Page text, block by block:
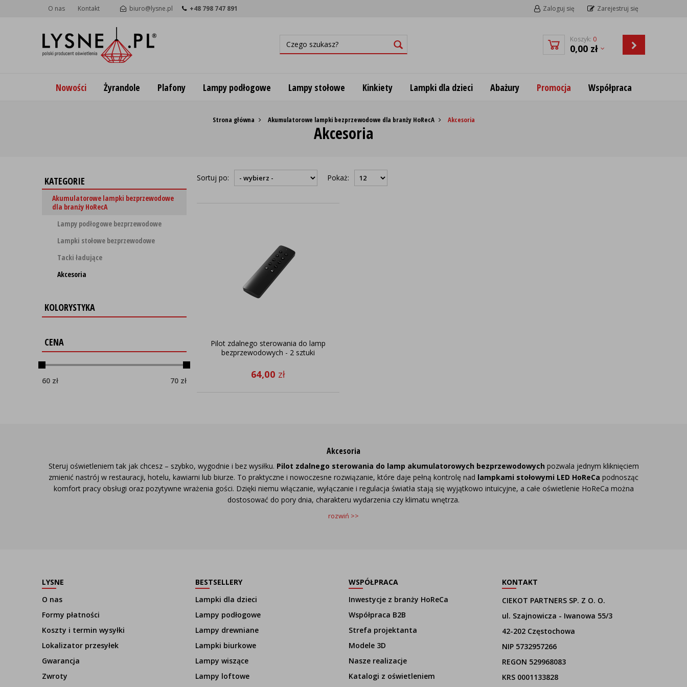
O nas Kontakt biuro@lysne.pl +48 798 747 891 Zaloguj się Zarejestruj się
Koszyk: 0
0,00 zł
Nowości Żyrandole Plafony Lampy podłogowe Lampy stołowe Kinkiety Lampki dla dzieci Abażury Promocja Współpraca
Strona główna Akumulatorowe lampki bezprzewodowe dla branży HoRecA Akcesoria
Akcesoria
KATEGORIE
Akumulatorowe lampki bezprzewodowe
dla branży HoRecA
Lampy podłogowe bezprzewodowe
Lampki stołowe bezprzewodowe
Tacki ładujące
Akcesoria
KOLORYSTYKA
CENA
60 zł 70 zł
Sortuj po: Pokaż:
Pilot zdalnego sterowania do lamp
bezprzewodowych - 2 sztuki
64,00 zł
Akcesoria
Steruj oświetleniem tak jak chcesz – szybko, wygodnie i bez wysiłku. Pilot zdalnego sterowania do lamp akumulatorowych bezprzewodowych pozwala jednym kliknięciem
zmienić nastrój w restauracji, hotelu, kawiarni lub biurze. To praktyczne i nowoczesne rozwiązanie, które daje pełną kontrolę nad lampkami stołowymi LED HoReCa podnosząc
komfort pracy obsługi oraz pozytywne wrażenia gości. Dzięki niemu włączanie, wyłączanie i regulacja światła stają się wyjątkowo intuicyjne, a całe oświetlenie HoReCa można
dostosować do pory dnia, charakteru wydarzenia czy klimatu wnętrza.
rozwiń >>
LYSNE
O nas
Formy płatności
Koszty i termin wysyłki
Lokalizator przesyłek
Gwarancja
Zwroty
BESTSELLERY
Lampki dla dzieci
Lampy podłogowe
Lampy drewniane
Lampki biurkowe
Lampy wiszące
Lampy loftowe
WSPÓŁPRACA
Inwestycje z branży HoReCa
Współpraca B2B
Strefa projektanta
Modele 3D
Nasze realizacje
Katalogi z oświetleniem
KONTAKT
CIEKOT PARTNERS SP. Z O. O.
ul. Szajnowicza - Iwanowa 55/3
42-202 Częstochowa
NIP 5732957266
REGON 529968083
KRS 0001133828